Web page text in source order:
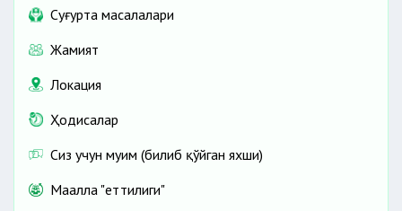
Cуғурта масалалари
Жамият
Локация
Ҳодисалар
Сиз учун муҳим (билиб қўйган яхши)
Маҳалла "еттилиги"